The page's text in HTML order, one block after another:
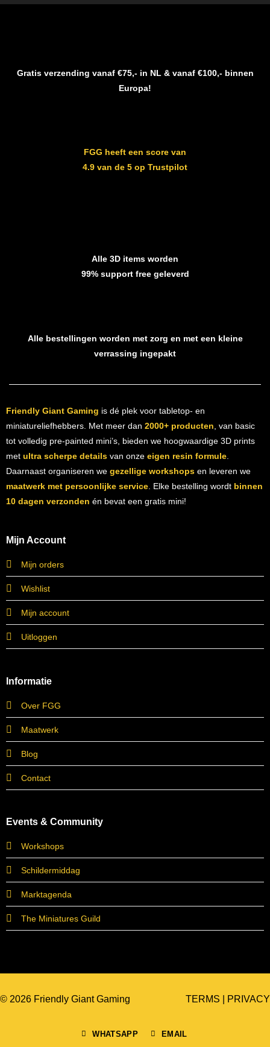
Gratis verzending vanaf €75,- in NL & vanaf €100,- binnen
Europa!
FGG heeft een score van
4.9 van de 5 op Trustpilot
Alle 3D items worden
99% support free geleverd
Alle bestellingen worden met zorg en met een kleine
verrassing ingepakt
Friendly Giant Gaming is dé plek voor tabletop- en
miniatureliefhebbers. Met meer dan 2000+ producten , van basic
tot volledig pre-painted mini’s, bieden we hoogwaardige 3D prints
met ultra scherpe detailsvan onze eigen resin formule.
Daarnaast organiseren we gezellige workshopsen leveren we
maatwerk met persoonlijke service. Elke bestelling wordt binnen
10 dagen verzonden én bevat een gratis mini!
Mijn Account
Mijn orders
Wishlist
Mijn account
Uitloggen
Informatie
Over FGG
Maatwerk
Blog
Contact
Events & Community
Workshops
Schildermiddag
Marktagenda
The Miniatures Guild
© 2026 Friendly Giant Gaming
WHATSAPP EMAIL
TERMS PRIVACY